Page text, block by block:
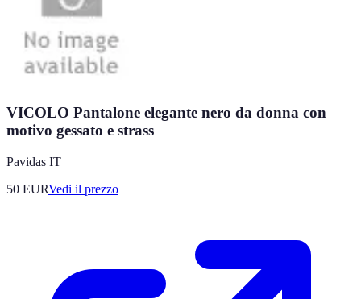
VICOLO Pantalone elegante nero da donna con
motivo gessato e strass
Pavidas IT
50 EURVedi il prezzo